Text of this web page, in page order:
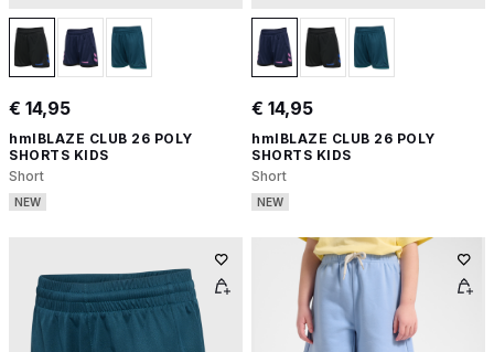
€ 14,95
hmlBLAZE CLUB 26 POLY
SHORTS KIDS
Short
NEW
€ 14,95
hmlBLAZE CLUB 26 POLY
SHORTS KIDS
Short
NEW